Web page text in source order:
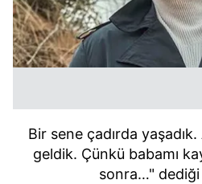
Bir sene çadırda
geldik. Çünkü babamı
sonra…"